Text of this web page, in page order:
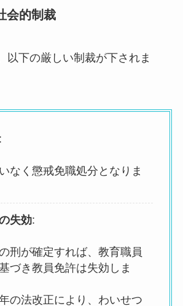
会的制裁
以下の厳しい制裁が下されま
なく懲戒免職処分となりま
失効:
刑が確定すれば、教育職員
づき教員免許は失効しま
の法改正により、わいせつ